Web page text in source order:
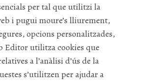
per tal que utilitzi la
i pugui moure’s lliurement,
opcions personalitzades,
Editor utilitza cookies que
a l’anàlisi d’ús de la
s’utilitzen per ajudar a